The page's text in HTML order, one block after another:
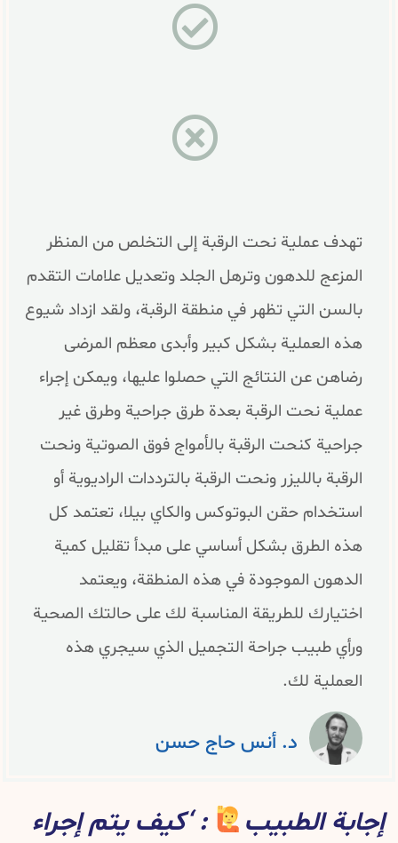
تهدف عملية نحت الرقبة إلى التخلص من المنظر
المزعج للدهون وترهل الجلد وتعديل علامات التقدم
بالسن التي تظهر في منطقة الرقبة، ولقد ازداد شيوع
هذه العملية بشكل كبير وأبدى معظم المرضى
رضاهن عن النتائج التي حصلوا عليها، ويمكن إجراء
عملية نحت الرقبة بعدة طرق جراحية وطرق غير
جراحية كنحت الرقبة بالأمواج فوق الصوتية ونحت
الرقبة بالليزر ونحت الرقبة بالترددات الراديوية أو
استخدام حقن البوتوكس والكاي بيلا، تعتمد كل
هذه الطرق بشكل أساسي على مبدأ تقليل كمية
الدهون الموجودة في هذه المنطقة، ويعتمد
اختيارك للطريقة المناسبة لك على حالتك الصحية
ورأي طبيب جراحة التجميل الذي سيجري هذه
العملية لك.
د. أنس حاج حسن
إجابة الطبيب
: ‘كيف يتم إجراء